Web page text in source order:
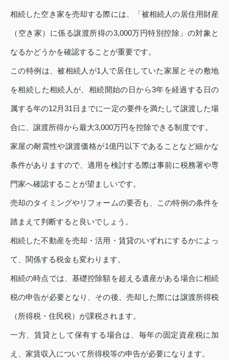
相続した空き家を売却する際には、「被相続人の居住用財産
（空き家）に係る譲渡所得の3,000万円特別控除」の対象と
なるかどうかを確認することが重要です。
この特例は、被相続人が1人で居住していた家屋とその敷地
を相続した相続人が、相続開始の日から3年を経過する日の
属する年の12月31日までに一定の要件を満たして譲渡した場
合に、譲渡所得から最大3,000万円を控除できる制度です。
家屋の耐震性や譲渡価格が1億円以下であることなど細かな
条件がありますので、適用を検討する際は事前に税務署や専
門家へ確認することが望ましいです。
売却のタイミングやリフォームの要否も、この特例の条件を
踏まえて判断すると良いでしょう。
相続した不動産を売却・活用・賃貸のいずれにするかによっ
て、関係する税金も変わります。
相続の時点では、基礎控除額を超える遺産がある場合に相続
税の申告が必要となり、その後、売却した際には譲渡所得税
（所得税・住民税）が課税されます。
一方、賃貸として保有する場合は、毎年の固定資産税に加
え、家賃収入について所得税等の申告が必要になります。